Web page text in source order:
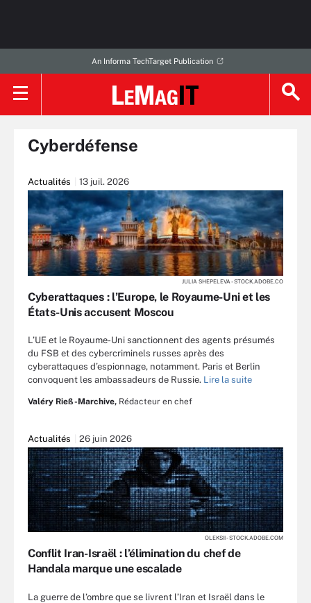
An Informa TechTarget Publication
Cyberdéfense
Actualités 13 juil. 2026
JULIA SHEPELEVA - STOCK.ADOBE.CO
Cyberattaques : l’Europe, le Royaume-Uni et les
États-Unis accusent Moscou
L’UE et le Royaume-Uni sanctionnent des agents présumés
du FSB et des cybercriminels russes après des
cyberattaques d’espionnage, notamment. Paris et Berlin
convoquent les ambassadeurs de Russie. Lire la suite
Valéry Rieß-Marchive, Rédacteur en chef
Actualités 26 juin 2026
OLEKSII - STOCK.ADOBE.COM
Conflit Iran-Israël : l’élimination du chef de
Handala marque une escalade
La guerre de l’ombre que se livrent l’Iran et Israël dans le